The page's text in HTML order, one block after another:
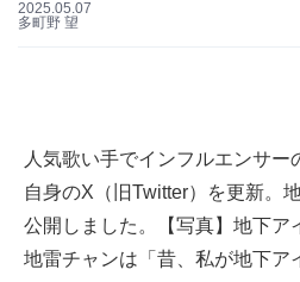
2025.05.07
多町野 望
人気歌い手でインフルエンサー
自身のX（旧Twitter）を更新。
公開しました。【写真】地下ア
地雷チャンは「昔、私が地下ア